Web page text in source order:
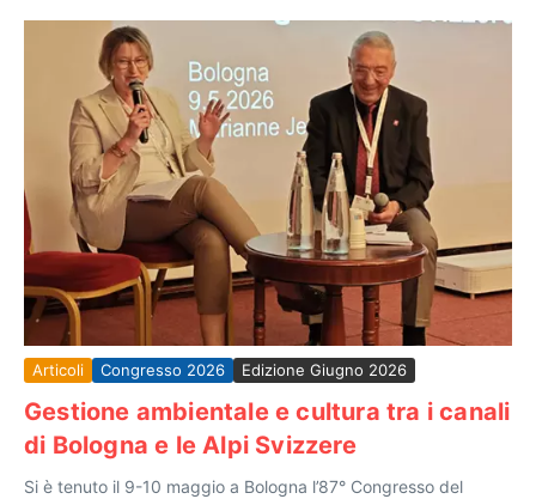
Articoli Congresso 2026 Edizione Giugno 2026
Gestione ambientale e cultura tra i canali
di Bologna e le Alpi Svizzere
Si è tenuto il 9-10 maggio a Bologna l’87° Congresso del